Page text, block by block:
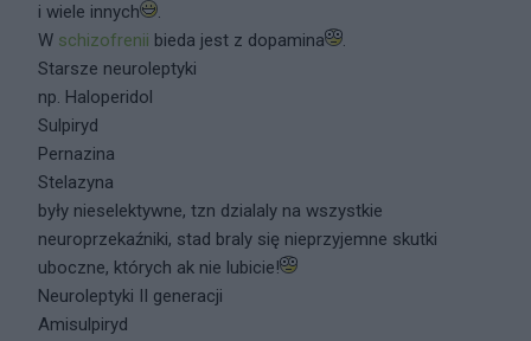
i wiele innych
.
W schizofrenii bieda jest z dopamina
.
Starsze neuroleptyki
np. Haloperidol
Sulpiryd
Pernazina
Stelazyna
były nieselektywne, tzn dzialaly na wszystkie
neuroprzekaźniki, stad braly się nieprzyjemne skutki
uboczne, których ak nie lubicie!
Neuroleptyki II generacji
Amisulpiryd